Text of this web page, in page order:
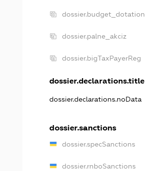
dossier.budget_dotation
dossier.palne_akciz
dossier.bigTaxPayerReg
dossier.declarations.title
dossier.declarations.noData
dossier.sanctions
dossier.specSanctions
dossier.rnboSanctions